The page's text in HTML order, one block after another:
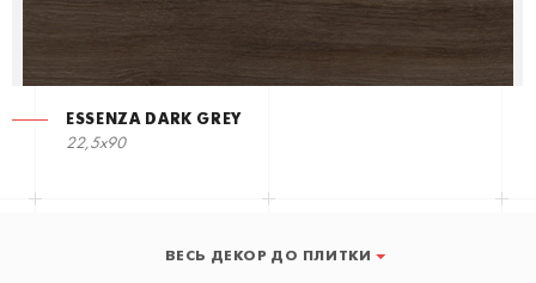
ESSENZA DARK GREY
22,5х90
ВЕСЬ ДЕКОР ДО ПЛИТКИ